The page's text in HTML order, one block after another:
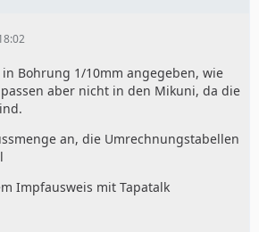
in Bohrung 1/10mm angegeben, wie
passen aber nicht in den Mikuni, da die
an, die Umrechnungstabellen
Impfausweis mit Tapatalk